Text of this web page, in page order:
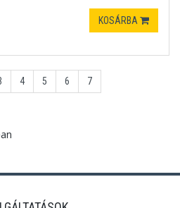
KOSÁRBA
4 5 6 7